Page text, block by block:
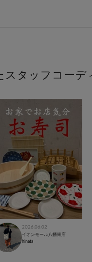
タッフコーデ
2026.06.02
イオンモール八幡東店
hinata